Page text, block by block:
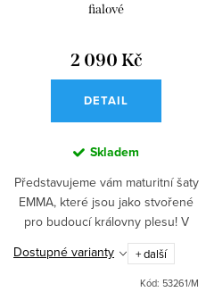
fialové
2 090 Kč
DETAIL
Skladem
Představujeme vám maturitní šaty
EMMA, které jsou jako stvořené
pro budoucí královny plesu! V
těchto saténových šatech
okouzlíte každého svým
romantickým vzhledem.
Dostupné varianty + další
Kód: 53261/M